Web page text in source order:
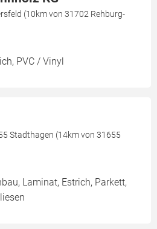
(10km von 31702 Rehburg-
PVC / Vinyl
Stadthagen (14km von 31655
Laminat, Estrich, Parkett,